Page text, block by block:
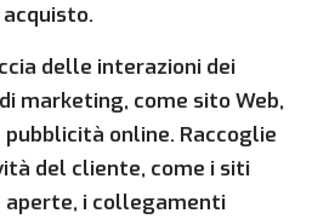
delle interazioni dei
marketing, come sito Web,
online. Raccoglie
del cliente, come i siti
i collegamenti